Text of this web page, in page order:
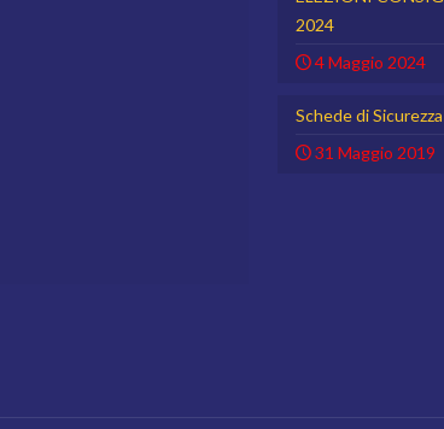
2024
4 Maggio 2024
Schede di
31 Maggio 2019